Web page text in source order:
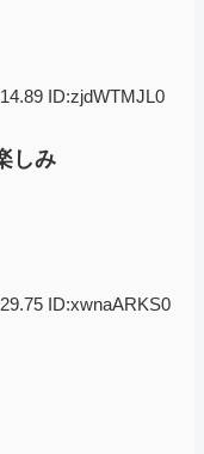
ID:zjdWTMJL0
しみ
ID:xwnaARKS0